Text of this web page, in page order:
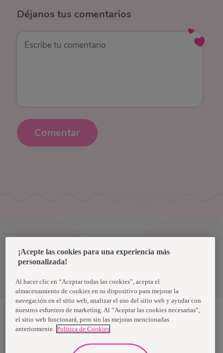
Déjanos tus comentarios
Comentar
Términos y condiciones
Nosotras, una marca de Essity - una compañía global líder en
mundo, utilizan nuestros productos, servicios y soluciones. Nuestro
propósito es romper barreras por el bienestar en beneficio de
¡Acepte las cookies para una experiencia más
personalizada!
Al hacer clic en “Aceptar todas las cookies”, acepta el
almacenamiento de cookies en su dispositivo para mejorar la
navegación en el sitio web, analizar el uso del sitio web y ayudar con
nuestros esfuerzos de marketing. Al “Aceptar las cookies necesarias”,
el sitio web funcionará, pero sin las mejoras mencionadas
anteriormente. Política de Cookies